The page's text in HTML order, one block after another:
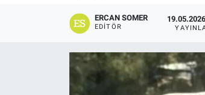
ERCAN SOMER
EDITÖR
Astroloji
Son Dakika Haberleri
Haber Arşivi